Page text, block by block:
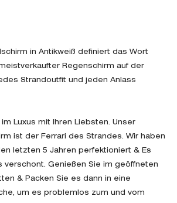
in Antikweiß definiert das Wort
Regenschirm auf der
Strandoutfit und jeden Anlass
Luxus mit Ihren Liebsten. Unser
ist der Ferrari des Strandes. Wir haben
letzten 5 Jahren perfektioniert & Es
verschont. Genießen Sie im geöffneten
& Packen Sie es dann in eine
um es problemlos zum und vom